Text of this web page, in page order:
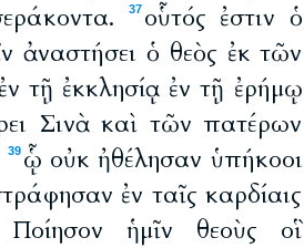
37 οὗτός ἐστιν ὁ
ἀναστήσει ὁ θεὸς ἐκ τῶν
τῇ ἐκκλησίᾳ ἐν τῇ ἐρήμῳ
Σινὰ καὶ τῶν πατέρων
39 ᾧ οὐκ ἠθέλησαν ὑπήκοοι
ἐν ταῖς καρδίαις
ἡμῖν θεοὺς οἳ